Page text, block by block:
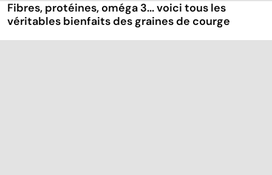
Fibres, protéines, oméga 3... voici tous les
véritables bienfaits des graines de courge